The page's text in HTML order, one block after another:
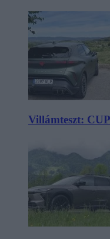
Villámteszt: